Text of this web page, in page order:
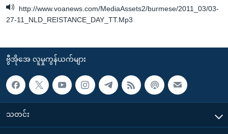
http://www.voanews.com/MediaAssets2/burmese/2011_03/03-
27-11_NLD_REISTANCE_DAY_TT.Mp3
ဗွီအိုအေ လူမှုကွန်ယက်များ
သတင်း